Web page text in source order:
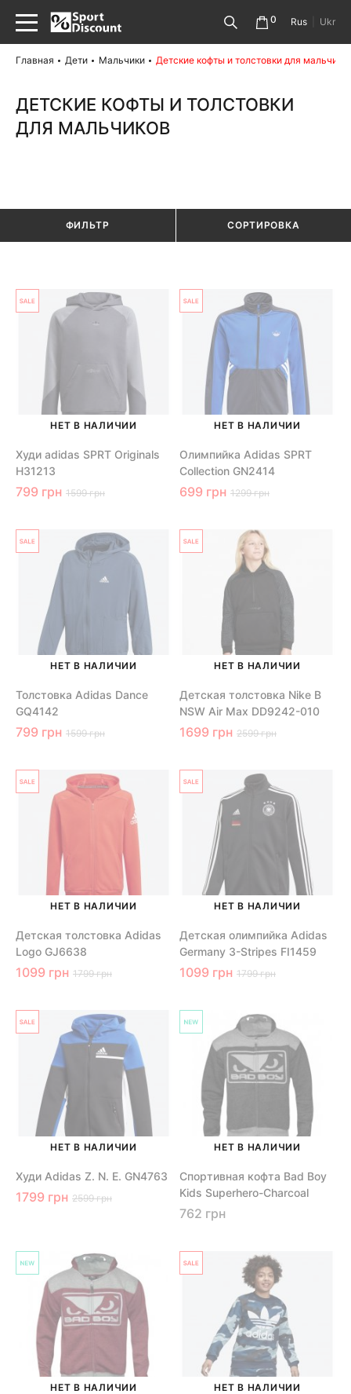
0 Rus Ukr
Главная Дети Мальчики Детские кофты и толстовки для
ДЕТСКИЕ КОФТЫ И ТОЛСТОВКИ
ДЛЯ МАЛЬЧИКОВ
ФИЛЬТР СОРТИРОВКА
НЕТ В НАЛИЧИИ
Худи adidas SPRT Originals
H31213
799 грн 1599 грн
НЕТ В НАЛИЧИИ
Олимпийка Adidas SPRT
Collection GN2414
699 грн 1299 грн
НЕТ В НАЛИЧИИ
Толстовка Adidas Dance
GQ4142
799 грн 1599 грн
НЕТ В НАЛИЧИИ
Детская толстовка Nike B
NSW Air Max DD9242-010
1699 грн 2599 грн
НЕТ В НАЛИЧИИ
Детская толстовка Adidas
Logo GJ6638
1099 грн 1799 грн
НЕТ В НАЛИЧИИ
Детская олимпийка Adidas
Germany 3-Stripes FI1459
1099 грн 1799 грн
НЕТ В НАЛИЧИИ
Худи Adidas Z. N. E. GN4763
1799 грн 2599 грн
НЕТ В НАЛИЧИИ
Спортивная кофта Bad Boy
Kids Superhero-Charcoal
762 грн
НЕТ В НАЛИЧИИ НЕТ В НАЛИЧИИ